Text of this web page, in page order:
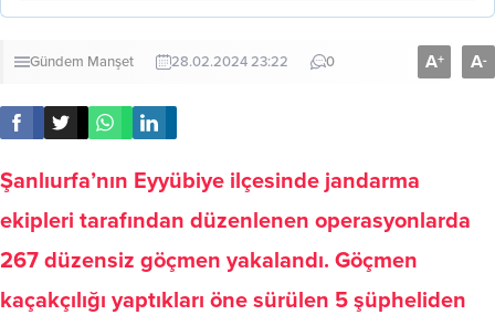
Gündem Manşet 28.02.2024 23:22 0 A+ A-
Şanlıurfa’nın Eyyübiye ilçesinde jandarma
ekipleri tarafından düzenlenen operasyonlarda
267 düzensiz göçmen yakalandı. Göçmen
kaçakçılığı yaptıkları öne sürülen 5 şüpheliden